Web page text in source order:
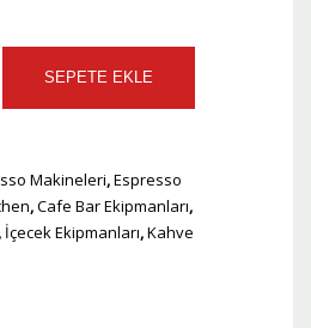
SEPETE EKLE
Makineleri,Espresso
,Cafe Bar Ekipmanları,
, İçecek Ekipmanları,Kahve